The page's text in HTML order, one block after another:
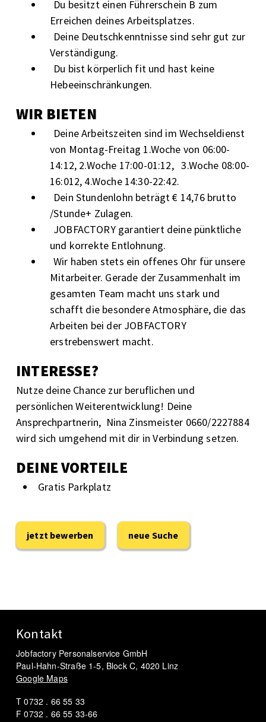
Du besitzt einen Führerschein B zum
Erreichen deines Arbeitsplatzes.
Deine Deutschkenntnisse sind sehr gut zur
Verständigung.
Du bist körperlich fit und hast keine
Hebeeinschränkungen.
WIR BIETEN
Deine Arbeitszeiten sind im Wechseldienst
von Montag-Freitag 1.Woche von 06:00-
14:12, 2.Woche 17:00-01:12, 3.Woche 08:00-
16:012, 4.Woche 14:30-22:42.
Dein Stundenlohn beträgt € 14,76 brutto
/Stunde+ Zulagen.
JOBFACTORY garantiert deine pünktliche
und korrekte Entlohnung.
Wir haben stets ein offenes Ohr für unsere
Mitarbeiter. Gerade der Zusammenhalt im
gesamten Team macht uns stark und
schafft die besondere Atmosphäre, die das
Arbeiten bei der JOBFACTORY
erstrebenswert macht.
INTERESSE?
Nutze deine Chance zur beruflichen und
persönlichen Weiterentwicklung! Deine
Ansprechpartnerin, Nina Zinsmeister 0660/2227884
wird sich umgehend mit dir in Verbindung setzen.
DEINE VORTEILE
Gratis Parkplatz
jetzt bewerben neue Suche
Kontakt
Jobfactory Personalservice GmbH
Paul-Hahn-Straße 1-5, Block C, 4020 Linz
Google Maps
T 0732 . 66 55 33
F 0732 . 66 55 33-66